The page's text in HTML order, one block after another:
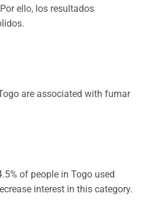
ello, los resultados
are associated with fumar
of people in Togo used
interest in this category.